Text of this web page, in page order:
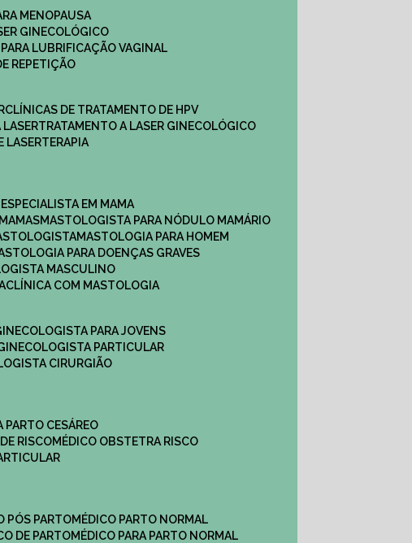
MENOPAUSA
GINECOLÓGICO
PARA LUBRIFICAÇÃO VAGINAL​
REPETIÇÃO
CLÍNICAS DE TRATAMENTO DE HPV
LASER
TRATAMENTO A LASER GINECOLÓGICO
LASERTERAPIA
ESPECIALISTA EM MAMA​
MASTOLOGISTA PARA NÓDULO MAMÁRIO
MASTOLOGIA PARA HOMEM
PARA DOENÇAS GRAVES
MASCULINO
CLÍNICA COM MASTOLOGIA
PARA JOVENS
GINECOLOGISTA PARTICULAR
CIRURGIÃO
PARTO CESÁREO
RISCO
MÉDICO OBSTETRA RISCO
PÓS PARTO
MÉDICO PARTO NORMAL
DE PARTO
MÉDICO PARA PARTO NORMAL